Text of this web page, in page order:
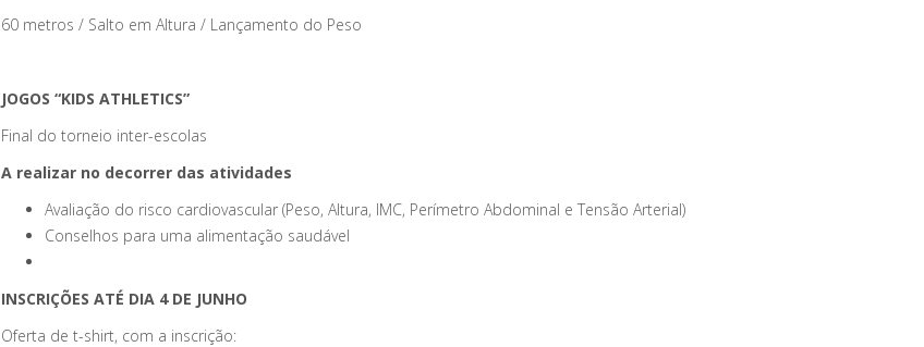
60 metros / Salto em Altura / Lançamento do Peso
JOGOS “KIDS ATHLETICS”
Final do torneio inter-escolas
A realizar no decorrer das atividades
Avaliação do risco cardiovascular (Peso, Altura, IMC, Perímetro Abdominal e Tensão Arterial)
Conselhos para uma alimentação saudável
INSCRIÇÕES ATÉ DIA 4 DE JUNHO
Oferta de t-shirt, com a inscrição: